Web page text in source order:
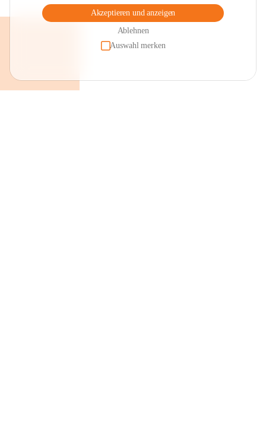
Akzeptieren und anzeigen
Ablehnen
Auswahl merken